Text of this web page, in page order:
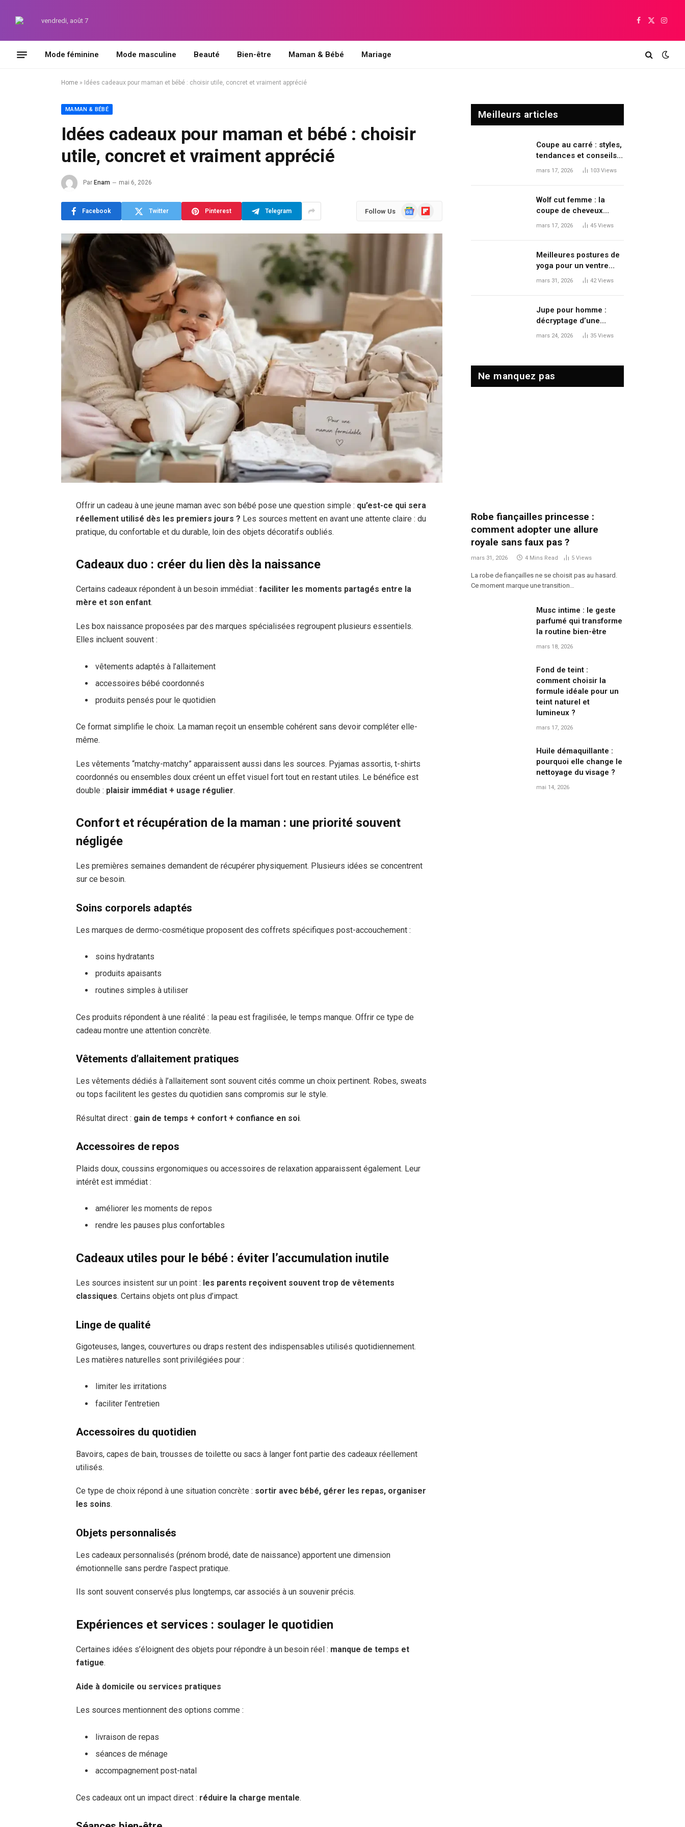
vendredi, août 7
Facebook
X
Mode féminine Mode masculine Beauté Bien-être Maman & Bébé Mariage
Home » Idées cadeaux pour maman et bébé : choisir utile, concret et vraiment apprécié
MAMAN & BÉBÉ
Idées cadeaux pour maman et bébé : choisir
utile, concret et vraiment apprécié
Par Enam mai 6, 2026
Facebook Twitter Pinterest Telegram Follow Us
GoogleFlipboard
Offrir un cadeau à une jeune maman avec son bébé pose une question simple : qu’est-ce qui sera
réellement utilisé dès les premiers jours ? Les sources mettent en avant une attente claire : du
pratique, du confortable et du durable, loin des objets décoratifs oubliés.
Cadeaux duo : créer du lien dès la naissance
Certains cadeaux répondent à un besoin immédiat :faciliter les moments partagés entre la
mère et son enfant.
Les box naissance proposées par des marques spécialisées regroupent plusieurs essentiels.
Elles incluent souvent :
vêtements adaptés à l’allaitement
accessoires bébé coordonnés
produits pensés pour le quotidien
Ce format simplifie le choix. La maman reçoit un ensemble cohérent sans devoir compléter elle-
même.
Les vêtements “matchy-matchy” apparaissent aussi dans les sources. Pyjamas assortis, t-shirts
coordonnés ou ensembles doux créent un effet visuel fort tout en restant utiles. Le bénéfice est
double : plaisir immédiat + usage régulier.
Confort et récupération de la maman : une priorité souvent
négligée
Les premières semaines demandent de récupérer physiquement. Plusieurs idées se concentrent
sur ce besoin.
Soins corporels adaptés
Les marques de dermo-cosmétique proposent des coffrets spécifiques post-accouchement :
soins hydratants
produits apaisants
routines simples à utiliser
Ces produits répondent à une réalité : la peau est fragilisée, le temps manque. Offrir ce type de
cadeau montre une attention concrète.
Vêtements d’allaitement pratiques
Les vêtements dédiés à l’allaitement sont souvent cités comme un choix pertinent. Robes, sweats
ou tops facilitent les gestes du quotidien sans compromis sur le style.
Résultat direct : gain de temps + confort + confiance en soi.
Accessoires de repos
Plaids doux, coussins ergonomiques ou accessoires de relaxation apparaissent également. Leur
intérêt est immédiat :
améliorer les moments de repos
rendre les pauses plus confortables
Cadeaux utiles pour le bébé : éviter l’accumulation inutile
Les sources insistent sur un point : les parents reçoivent souvent trop de vêtements
classiques. Certains objets ont plus d’impact.
Linge de qualité
Gigoteuses, langes, couvertures ou draps restent des indispensables utilisés quotidiennement.
Les matières naturelles sont privilégiées pour :
limiter les irritations
faciliter l’entretien
Accessoires du quotidien
Bavoirs, capes de bain, trousses de toilette ou sacs à langer font partie des cadeaux réellement
utilisés.
Ce type de choix répond à une situation concrète : sortir avec bébé, gérer les repas, organiser
les soins.
Objets personnalisés
Les cadeaux personnalisés (prénom brodé, date de naissance) apportent une dimension
émotionnelle sans perdre l’aspect pratique.
Ils sont souvent conservés plus longtemps, car associés à un souvenir précis.
Expériences et services : soulager le quotidien
Certaines idées s’éloignent des objets pour répondre à un besoin réel : manque de temps et
fatigue.
Aide à domicile ou services pratiques
Les sources mentionnent des options comme :
livraison de repas
séances de ménage
accompagnement post-natal
Ces cadeaux ont un impact direct : réduire la charge mentale.
Meilleurs articles
Coupe au carré : styles,
tendances et conseils
pour moderniser sa
mars 17, 2026 103 Views
Wolf cut femme : la
coupe de cheveux
tendance qui dynamise
mars 17, 2026 45 Views
Meilleures postures de
yoga pour un ventre
plat : tonifier, dégonfler
mars 31, 2026 42Views
Jupe pour homme :
décryptage d’une
tendance mode qui
mars 24, 2026 35 Views
Ne manquez pas
Robe fiançailles princesse :
comment adopter une allure
royale sans faux pas ?
mars 31, 2026 4 Mins Read 5 Views
La robe de fiançailles ne se choisit pas au hasard.
Ce moment marque une transition…
Musc intime : le geste
parfumé qui transforme
la routine bien-être
mars 18, 2026
Fond de teint :
comment choisir la
formule idéale pour un
teint naturel et
lumineux ?
mars 17, 2026
Huile démaquillante :
pourquoi elle change le
nettoyage du visage ?
mai 14, 2026